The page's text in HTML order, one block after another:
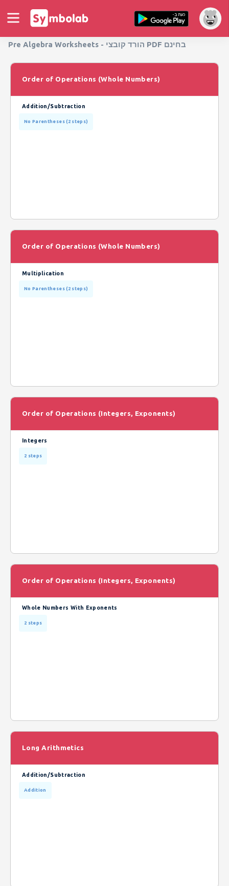
Pre Algebra Worksheets - הורד קובצי PDF בחינם
Order of Operations (Whole Numbers)
Addition/Subtraction
No Parentheses (2 steps)
Order of Operations (Whole Numbers)
Multiplication
No Parentheses (2 steps)
Order of Operations (Integers, Exponents)
Integers
2 steps
Order of Operations (Integers, Exponents)
Whole Numbers With Exponents
2 steps
Long Arithmetics
Addition/Subtraction
Addition